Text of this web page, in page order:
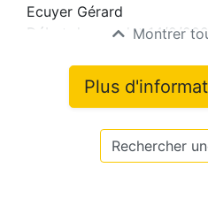
Ecuyer Gérard
Début du mandat14/2/
Montrer
Plus
Rechercher